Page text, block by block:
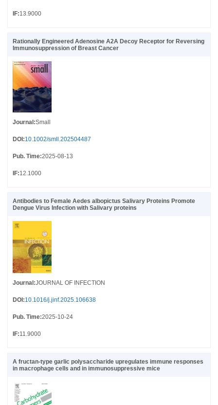
IF:13.9000
Rationally Engineered Adenosine A2A Decoy Receptor for Reversing
Immunosuppression of Breast Cancer
Journal :Small
DOI :10.1002/smll.202504487
Pub. Time:2025-08-13
IF:12.1000
Antibodies to Female Aedes albopictus Salivary Proteins Promote
Dengue Virus Infection with Salivary proteins
Journal :JOURNAL OF INFECTION
DOI :10.1016/j.jinf.2025.106638
Pub. Time:2025-10-24
IF:11.9000
A fructan-type garlic polysaccharide upregulates immune responses
in macrophage cells and in immunosuppressive mice